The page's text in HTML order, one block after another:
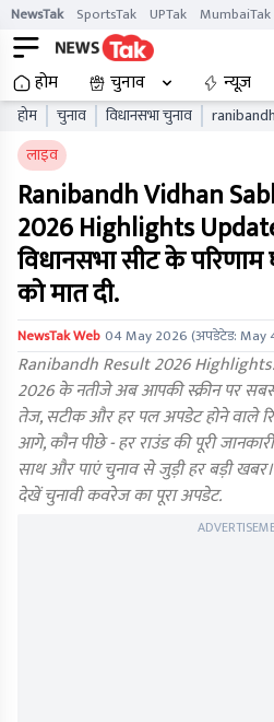
NewsTak SportsTak UPTak MumbaiTak
होम चुनाव न्यूज़
होम चुनाव विधानसभा चुनाव
लाइव
Ranibandh Vidhan
2026 Highlights
विधानसभा सीट के परिणाम
को मात दी.
NewsTak Web04 May 2026(अपडेटेड:May
Ranibandh Result 2026 Highlights:
2026 के नतीजे अब आपकी स्क्रीन पर
तेज, सटीक और हर पल अपडेट होने वाले
आगे, कौन पीछे - हर राउंड की पूरी
साथ और पाएं चुनाव से जुड़ी हर बड़ी
देखें चुनावी कवरेज का पूरा अपडेट.